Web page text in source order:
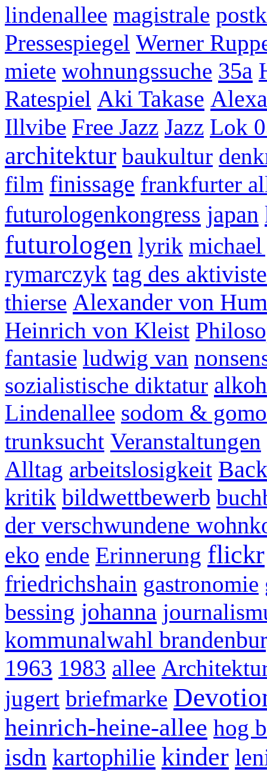
lindenallee magistrale
Pressespiegel Werner
miete wohnungssuche 35a
Ratespiel Aki Takase
Illvibe Free Jazz Jazz Lok
architektur baukultur
film finissage frankfurter
futurologenkongress japan
futurologen lyrik
rymarczyk tag des
thierse Alexander von
Heinrich von Kleist
fantasie ludwig van
sozialistische diktatur
Lindenallee sodom &
trunksucht Veranstaltungen
Alltag arbeitslosigkeit
kritik bildwettbewerb
der verschwundene
eko ende Erinnerung flickr
friedrichshain gastronomie
bessing johanna
kommunalwahl
1963 1983 allee
jugert briefmarke
heinrich-heine-allee hog
isdn kartophilie kinder